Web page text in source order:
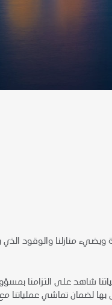
منازلنا والوقود
شاهد على التزامنا
بها لضمان تماشي